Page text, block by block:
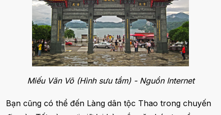
Miếu Văn Võ (Hình sưu tầm) - Nguồn Internet
Bạn cũng có thể đến Làng dân tộc Thao trong chuyến